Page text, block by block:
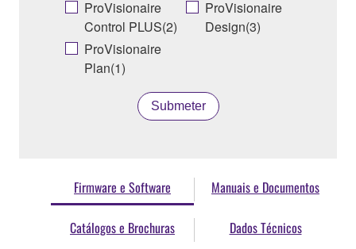
ProVisionaire
Control PLUS(2)
ProVisionaire
Design(3)
ProVisionaire
Plan(1)
Submeter
Firmware e Software Manuais e Documentos
Catálogos e Brochuras Dados Técnicos